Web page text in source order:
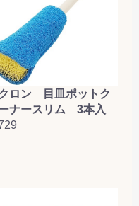
ロン 目皿ポットク
ナースリム 3本入